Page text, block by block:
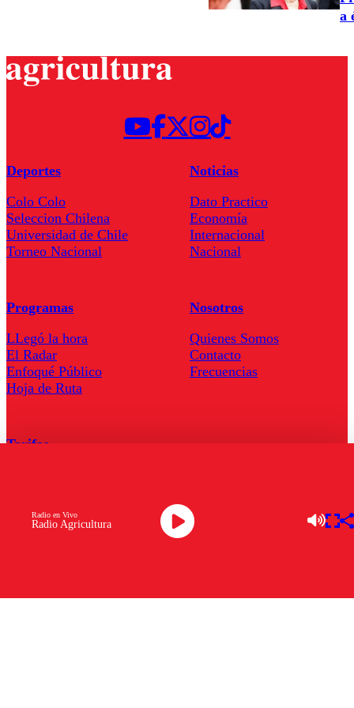
a
Radio Agricultura
Radio en Vivo
Deportes
Colo Colo
Seleccion Chilena
Universidad de Chile
Torneo Nacional
Noticias
Dato Practico
Economía
Internacional
Nacional
Programas
LLegó la hora
El Radar
Enfoqué Público
Hoja de Ruta
Nosotros
Quienes Somos
Contacto
Frecuencias
Tarifas
Descarga la APP